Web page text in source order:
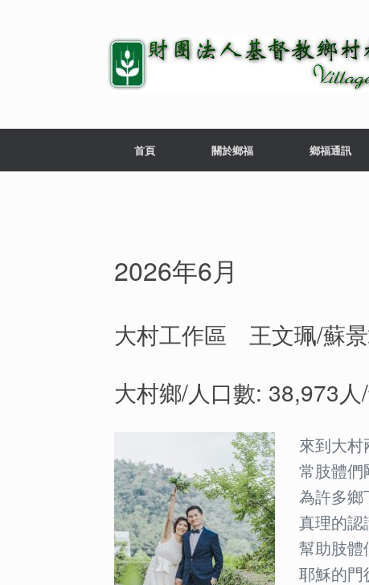
首頁 關於鄉福 鄉福通訊
2026年6月
大村工作區 王文珮/蘇
大村鄉/人口數: 38,973
來到大村
常肢體們
為許多鄉
真理的認
幫助肢體
耶穌的門